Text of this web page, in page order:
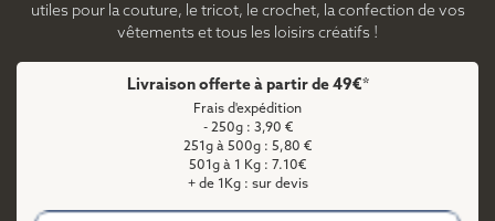
utiles pour la couture, le tricot, le crochet, la confection de vos
vêtements et tous les loisirs créatifs !
Livraison offerte à partir de 49€*
Frais d'expédition
- 250g : 3,90 €
251g à 500g : 5,80 €
501g à 1 Kg : 7.10€
+ de 1Kg : sur devis